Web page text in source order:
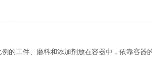
的工件、磨料和添加剂放在容器中，依靠容器